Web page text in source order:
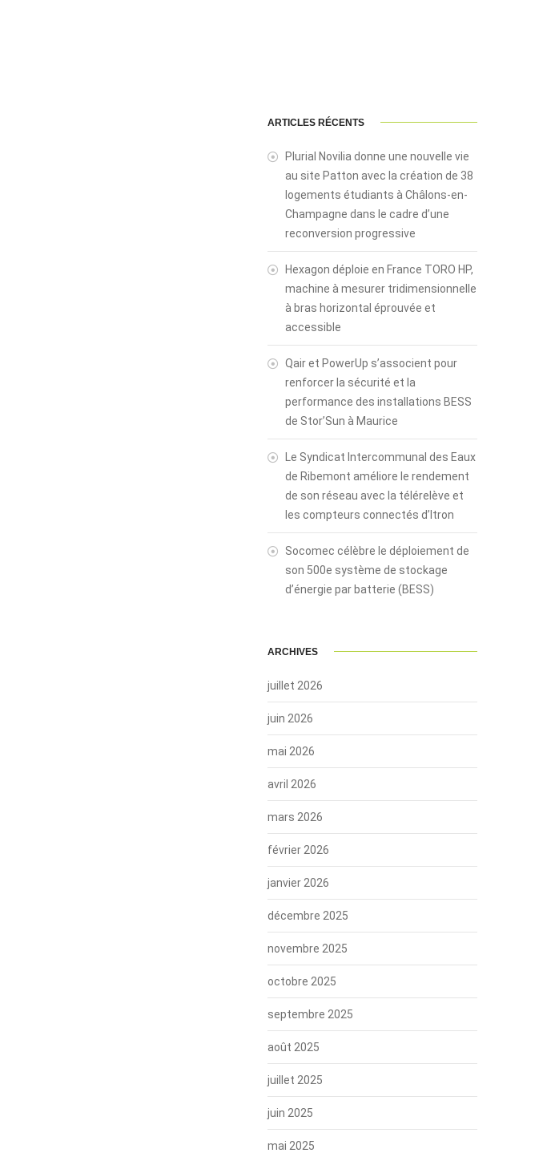
ARTICLES RÉCENTS
Plurial Novilia donne une nouvelle vie
au site Patton avec la création de 38
logements étudiants à Châlons-en-
Champagne dans le cadre d’une
reconversion progressive
Hexagon déploie en France TORO HP,
machine à mesurer tridimensionnelle
à bras horizontal éprouvée et
accessible
Qair et PowerUp s’associent pour
renforcer la sécurité et la
performance des installations BESS
de Stor’Sun à Maurice
Le Syndicat Intercommunal des Eaux
de Ribemont améliore le rendement
de son réseau avec la télérelève et
les compteurs connectés d’Itron
Socomec célèbre le déploiement de
son 500e système de stockage
d’énergie par batterie (BESS)
ARCHIVES
juillet 2026
juin 2026
mai 2026
avril 2026
mars 2026
février 2026
janvier 2026
décembre 2025
novembre 2025
octobre 2025
septembre 2025
août 2025
juillet 2025
juin 2025
mai 2025